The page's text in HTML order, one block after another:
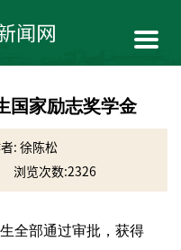
国家励志奖学金
: 徐陈松
浏览次数:2326
全部通过审批，获得